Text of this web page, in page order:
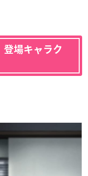
登場キャラク